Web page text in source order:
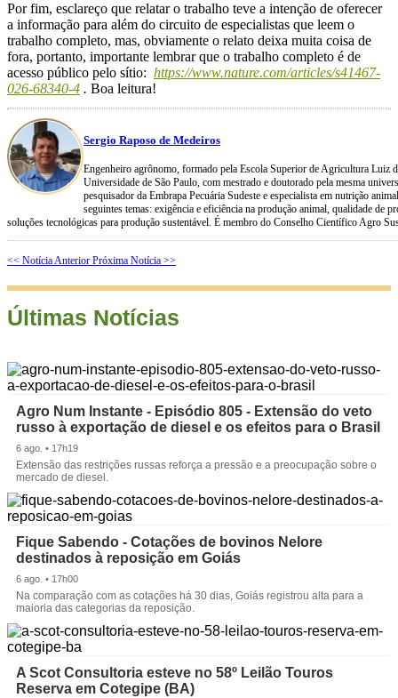
Por fim, esclareço que relatar o trabalho teve a intenção de oferecer
a informação para além do circuito de especialistas que leem o
trabalho completo, mas, obviamente o relato deixa muita coisa de
fora, portanto, importante lembrar que o trabalho completo é de
acesso público pelo sítio: https://www.nature.com/articles/s41467-
026-68340-4 . Boa leitura!
Sergio Raposo de Medeiros
Engenheiro agrônomo, formado pela Escola Superior de Agricultura Luiz
Universidade de São Paulo, com mestrado e doutorado pela mesma
pesquisador da Embrapa Pecuária Sudeste e especialista em nutrição
seguintes temas: exigência e eficiência na produção animal, qualidade de
soluções tecnológicas para produção sustentável. É membro do Conselho Científico Agro
<< Notícia Anterior Próxima Notícia >>
Últimas Notícias
Agro Num Instante - Episódio 805 - Extensão do veto
russo à exportação de diesel e os efeitos para o Brasil
6 ago. • 17h19
Extensão das restrições russas reforça a pressão e a preocupação sobre o
mercado de diesel.
Fique Sabendo - Cotações de bovinos Nelore
destinados à reposição em Goiás
6 ago. • 17h00
Na comparação com as cotações há 30 dias, Goiás registrou alta para a
maioria das categorias da reposição.
A Scot Consultoria esteve no 58º Leilão Touros
Reserva em Cotegipe (BA)